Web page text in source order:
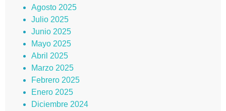
Agosto 2025
Julio 2025
Junio 2025
Mayo 2025
Abril 2025
Marzo 2025
Febrero 2025
Enero 2025
Diciembre 2024